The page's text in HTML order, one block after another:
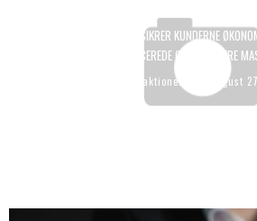
DANSK VIRKSOMHED SIKRER KUNDERNE
AVANCEREDE OG POPULÆRE
Redaktionen august